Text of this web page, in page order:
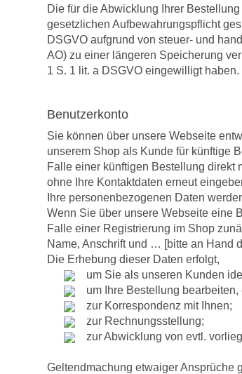
Die für die Abwicklung Ihrer
gesetzlichen Aufbewahrungspflicht
DSGVO aufgrund von steuer- und
AO) zu einer längeren Speicherung
1 S. 1 lit. a DSGVO eingewilligt haben.
Benutzerkonto
Sie können über unsere Webseite
unserem Shop als Kunde für künftige
Falle einer künftigen Bestellung direkt
ohne Ihre Kontaktdaten erneut
Ihre personenbezogenen Daten
Wenn Sie über unsere Webseite eine
Falle einer Registrierung im Shop
Name, Anschrift und … [bitte an Hand
Die Erhebung dieser Daten erfolgt,
um Sie als unseren Kunden
um Ihre Bestellung bearbeiten,
zur Korrespondenz mit Ihnen;
zur Rechnungsstellung;
zur Abwicklung von evtl.
Geltendmachung etwaiger Ansprüche